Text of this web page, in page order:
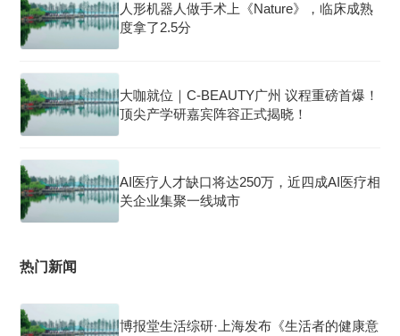
人形机器人做手术上《Nature》，临床成熟
度拿了2.5分
大咖就位｜C-BEAUTY广州 议程重磅首爆！
顶尖产学研嘉宾阵容正式揭晓！
AI医疗人才缺口将达250万，近四成AI医疗相
关企业集聚一线城市
热门新闻
博报堂生活综研·上海发布《生活者的健康意